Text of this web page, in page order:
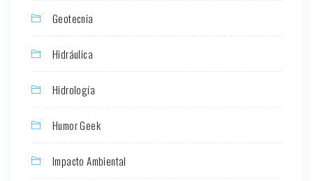
Geotecnia
Hidráulica
Hidrología
Humor Geek
Impacto Ambiental